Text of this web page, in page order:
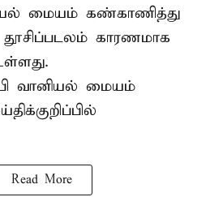
மையம் கண்காணித்து
தூசிப்படலம் காரணமாக
வானியல் மையம்
Read More